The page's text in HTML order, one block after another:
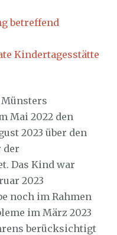
betreffend
Kindertagesstätte
Münsters
Mai 2022 den
2023 über den
der
Das Kind war
2023
noch im Rahmen
im März 2023
berücksichtigt